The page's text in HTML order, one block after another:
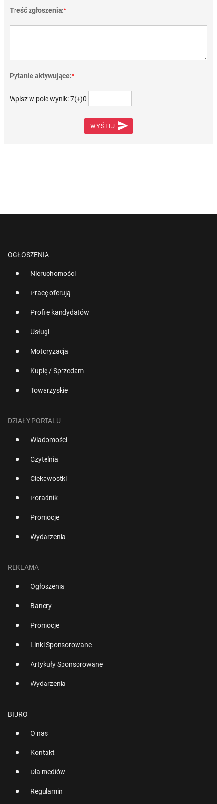
Treść zgłoszenia:*
Pytanie aktywujące:*
Wpisz w pole wynik: 7(+)0
WYŚLIJ 
OGŁOSZENIA
Nieruchomości
Pracę oferują
Profile kandydatów
Usługi
Motoryzacja
Kupię / Sprzedam
Towarzyskie
DZIAŁY PORTALU
Wiadomości
Czytelnia
Ciekawostki
Poradnik
Promocje
Wydarzenia
REKLAMA
Ogłoszenia
Banery
Promocje
Linki Sponsorowane
Artykuły Sponsorowane
Wydarzenia
BIURO
O nas
Kontakt
Dla mediów
Regulamin